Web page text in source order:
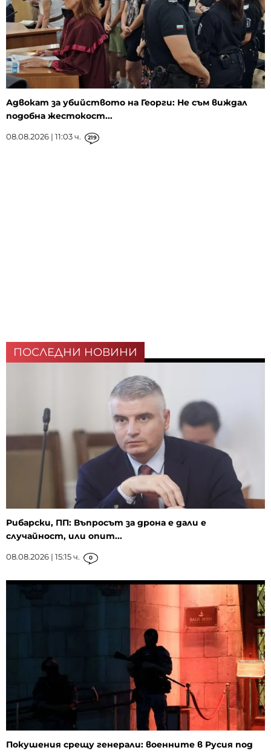
Адвокат за убийството на Георги: Не съм виждал
подобна жестокост...
08.08.2026 | 11:03 ч. 219
ПОСЛЕДНИ НОВИНИ
Рибарски, ПП: Въпросът за дрона е дали е
случайност, или опит...
08.08.2026 | 15:15 ч. 0
Покушения срещу генерали: военните в Русия под